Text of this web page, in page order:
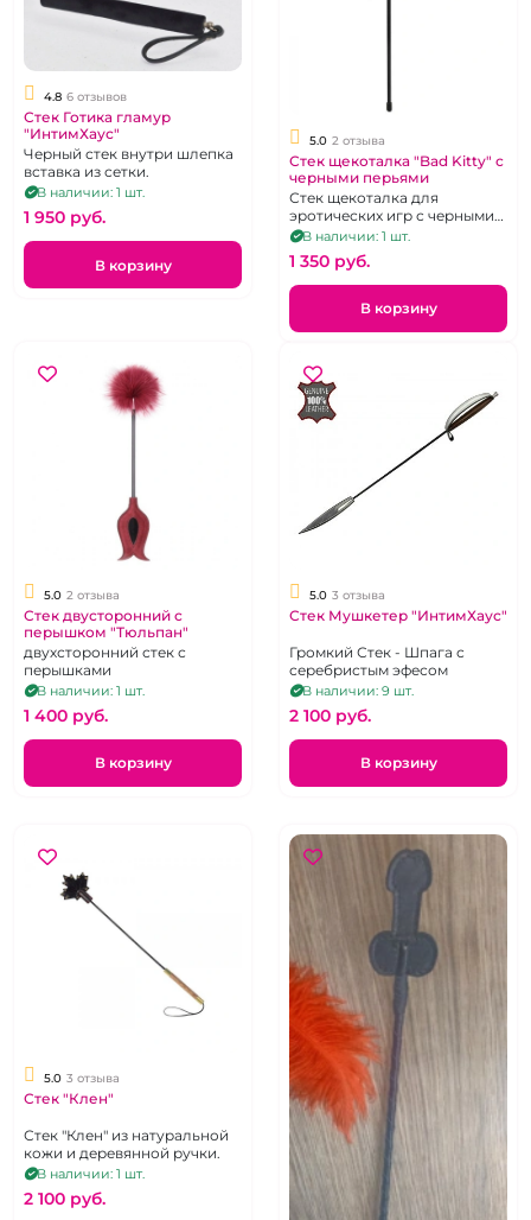
4.8 6 отзывов
Стек Готика гламур
"ИнтимХаус"
Черный стек внутри шлепка
вставка из сетки.
В наличии: 1 шт.
1 950 pуб.
В корзину
5.0 2 отзыва
Стек щекоталка "Bad Kitty" с
черными перьями
Стек щекоталка для
эротических игр с черными
перьями
В наличии: 1 шт.
1 350 pуб.
В корзину
5.0 2 отзыва
Стек двусторонний с
перышком "Тюльпан"
двухсторонний стек с
перышками
В наличии: 1 шт.
1 400 pуб.
В корзину
5.0 3 отзыва
Стек Мушкетер "ИнтимХаус"
Громкий Стек - Шпага с
серебристым эфесом
В наличии: 9 шт.
2 100 pуб.
В корзину
5.0 3 отзыва
Стек "Клен"
Стек "Клен" из натуральной
кожи и деревянной ручки.
В наличии: 1 шт.
2 100 pуб.